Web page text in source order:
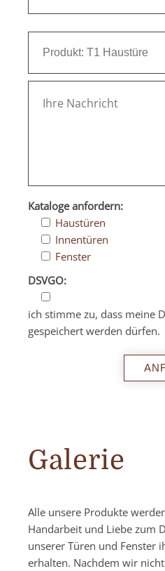
Kataloge anfordern:
Haustüren
Innentüren
Fenster
DSVGO:
ich stimme zu, dass meine
gespeichert werden dürfen.
Galerie
Alle unsere Produkte
Handarbeit und Liebe zum
unserer Türen und Fenster
erhalten. Nachdem wir